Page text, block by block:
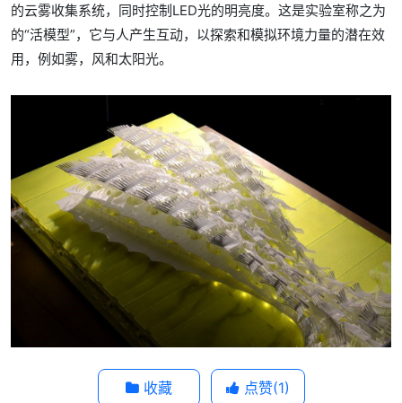
的云雾收集系统，同时控制LED光的明亮度。这是实验室称之为
的“活模型”，它与人产生互动，以探索和模拟环境力量的潜在效
用，例如雾，风和太阳光。
收藏 点赞(1)